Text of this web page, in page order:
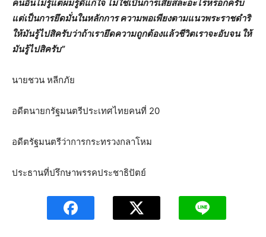
คนอื่นไม่รู้แต่ผมรู้ดีแก่ใจ ไม่ใช่เป็นการเสียสละอะไรหรอกครับ
แต่เป็นการยึดมั่นในหลักการ ความพอเพียงตามแนวพระราชดำริ
ให้มันรู้ไปสิครับว่าถ้าเรายึดความถูกต้องแล้วชีวิตเราจะอับจน ให้
มันรู้ไปสิครับ”
นายชวน หลีกภัย
อดีตนายกรัฐมนตรีประเทศไทยคนที่ 20
อดีตรัฐมนตรีว่าการกระทรวงกลาโหม
ประธานที่ปรึกษาพรรคประชาธิปัตย์